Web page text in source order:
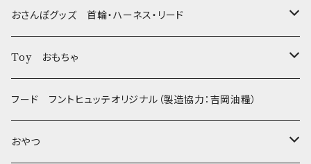
おさんぽグッズ 首輪・ハーネス・リード
フントヒュッテオリジナル Gold
Sサイズ(テープ幅1.5cm) _ 首輪&リードセット
Sサイズ(テープ幅1.5cm) _ ハーネス&リードセット
フントヒュッテオリジナル Silver(販売終了)
Collar & Leash - XS（超小型犬・幼犬用）
フントヒュッテオリジナル Woven
Toy おもちゃ
たまごちゃん
BESTEVER / ベストエバー
フード フントヒュッテオリジナル（製造協力：吉岡油糧）
おやつ